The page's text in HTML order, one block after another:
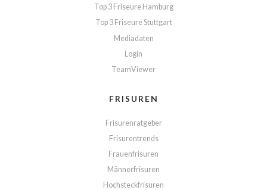
Top 3 Friseure Hamburg
Top 3 Friseure Stuttgart
Mediadaten
Login
TeamViewer
FRISUREN
Frisurenratgeber
Frisurentrends
Frauenfrisuren
Männerfrisuren
Hochsteckfrisuren